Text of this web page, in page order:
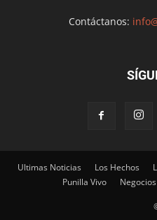
Contáctanos:
Ultimas Noticias Los Hechos
Punilla Vivo
Negocios